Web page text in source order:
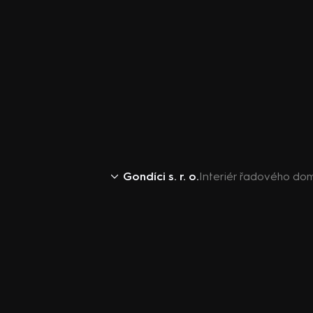
Gondíci s. r. o.Interiér řadového